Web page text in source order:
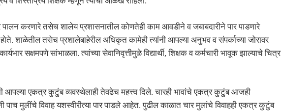
करणारे तसेच शालेय प्रशासनातील कोणतेही काम आवडीने व जबाबदारीने पार पाडणारे
शाळेतील तसेच प्रशालेबाहेरील अधिकृत कामेही त्यांनी आपल्या अनुभव व संपर्काच्या जोरावर
सक्षमपणे सांभाळला. त्यांच्या सेवानिवृत्तीमुळे विद्यार्थी, शिक्षक व कर्मचारी भावूक झाल्याचे चित्र
आपल्या एकत्र कुटुंब व्यवस्थेलाही तेवढेच महत्त्व दिले. चारही भावांचे एकत्र कुटुंब आजही
पाच मुलींचे विवाह यशस्वीरीत्या पार पाडले आहेत. पुढील काळात चार मुलांचे विवाहही एकत्र कुटुंब